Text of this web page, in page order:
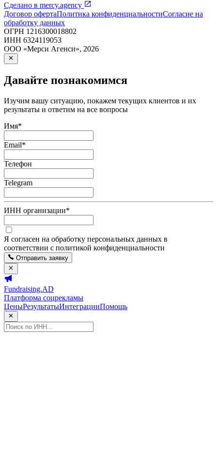
Сделано в mercy.agency
Договор офертаПолитика конфиденциальностиСогласие на
обработку данных
ОГРН 1216300018802
ИНН 6324119053
ООО «Мерси Агенси», 2026
Давайте познакомимся
Изучим вашу ситуацию, покажем текущих клиентов и их
результаты и ответим на все вопросы
Имя*
Email*
Телефон
Telegram
ИНН организации*
Я согласен на обработку персональных данных в
соответствии с политикой конфиденциальности
Отправить заявку
Fundraising.AD
Платформа соцрекламы
ЦеныРезультатыИнтеграцииПомощь